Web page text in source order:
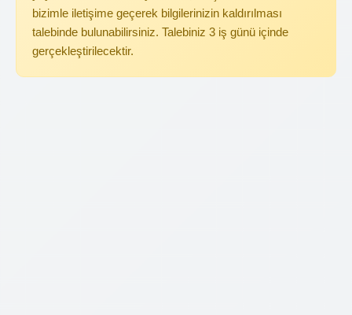
bizimle iletişime geçerek bilgilerinizin kaldırılması
talebinde bulunabilirsiniz. Talebiniz 3 iş günü içinde
gerçekleştirilecektir.